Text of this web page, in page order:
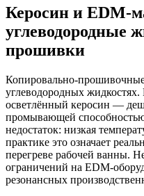
Керосин и EDM-
углеводородные
прошивки
Копировально-
углеводородных
осветлённый керосин —
промывающей
недостаток: низкая
практике это означает
перегреве рабочей ванны.
ограничений на EDM-
резонансных